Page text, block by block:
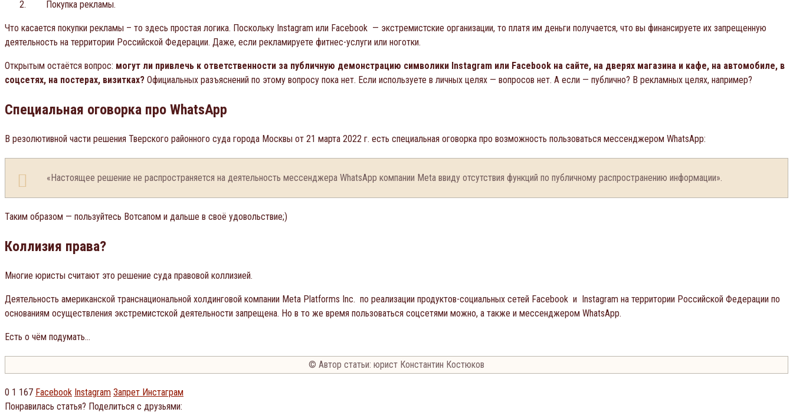
Покупка рекламы.
Что касается покупки рекламы – то здесь простая логика. Поскольку Instagram или Facebook — экстремистские организации, то платя им деньги получается, что вы финансируете их запрещенную
деятельность на территории Российской Федерации. Даже, если рекламируете фитнес-услуги или ноготки.
Открытым остаётся вопрос: могут ли привлечь к ответственности за публичную демонстрацию символики Instagram или Facebook на сайте, на дверях магазина и кафе, на автомобиле, в
соцсетях, на постерах, визитках? Официальных разъяснений по этому вопросу пока нет. Если используете в личных целях — вопросов нет. А если — публично? В рекламных целях, например?
Специальная оговорка про WhatsApp
В резолютивной части решения Тверского районного суда города Москвы от 21 марта 2022 г. есть специальная оговорка про возможность пользоваться мессенджером WhatsApp:
«Настоящее решение не распространяется на деятельность мессенджера WhatsApp компании Meta ввиду отсутствия функций по публичному распространению информации».
Таким образом — пользуйтесь Вотсапом и дальше в своё удовольствие;)
Коллизия права?
Многие юристы считают это решение суда правовой коллизией.
Деятельность американской транснациональной холдинговой компании Meta Platforms Inc. по реализации продуктов-социальных сетей Facebook и Instagram на территории Российской Федерации по
основаниям осуществления экстремистской деятельности запрещена. Но в то же время пользоваться соцсетями можно, а также и мессенджером WhatsApp.
Есть о чём подумать…
© Автор статьи: юрист Константин Костюков
0 1 167 Facebook Instagram Запрет Инстаграм
Понравилась статья? Поделиться с друзьями: